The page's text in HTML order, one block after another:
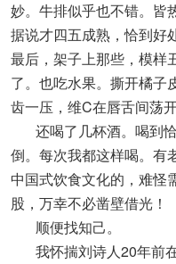
妙。牛排似乎也不错。皆
据说才四五成熟，恰到好
最后，架子上那些，模样
了。也吃水果。撕开橘子
齿一压，维C在唇舌间荡开
还喝了几杯酒。喝到
倒。每次我都这样喝。有
中国式饮食文化的，难怪
股，万幸不必凿壁借光！
顺便找知己。
我怀揣刘诗人20年前